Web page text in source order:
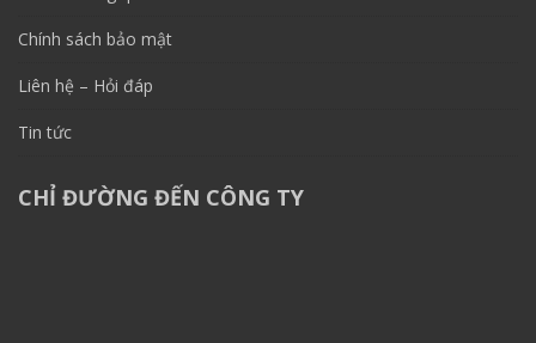
Chính sách bảo mật
Liên hệ – Hỏi đáp
Tin tức
CHỈ ĐƯỜNG ĐẾN CÔNG TY